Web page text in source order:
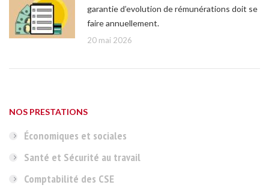
garantie d’evolution de rémunérations doit se
faire annuellement.
20 mai 2026
NOS PRESTATIONS
Économiques et sociales
Santé et Sécurité au travail
Comptabilité des CSE